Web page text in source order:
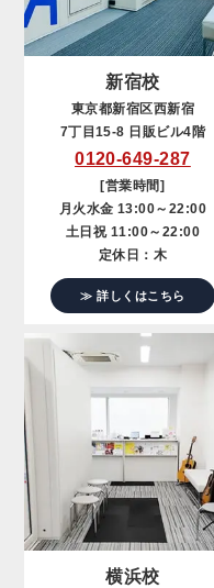
新宿校
東京都新宿区西新宿
7丁目15-8 日販ビル4階
0120-649-287
[営業時間]
月火水金 13:00～22:00
土日祝 11:00～22:00
定休日：木
≫ 詳しくはこちら
横浜校